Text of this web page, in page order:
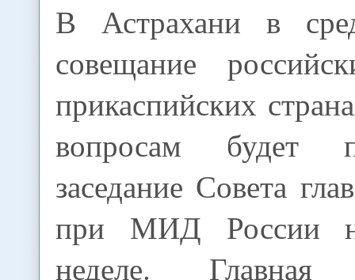
В Астрахани в
совещание
прикаспийских
вопросам будет
заседание Совета
при МИД России
неделе.